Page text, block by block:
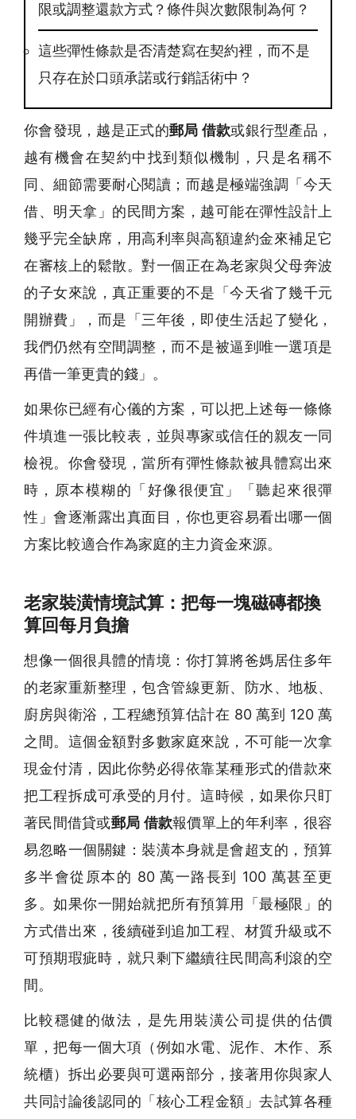
限或調整還款方式？條件與次數限制為何？
這些彈性條款是否清楚寫在契約裡，而不是
只存在於口頭承諾或行銷話術中？
你會發現，越是正式的郵局 借款或銀行型產品，
越有機會在契約中找到類似機制，只是名稱不
同、細節需要耐心閱讀；而越是極端強調「今天
借、明天拿」的民間方案，越可能在彈性設計上
幾乎完全缺席，用高利率與高額違約金來補足它
在審核上的鬆散。對一個正在為老家與父母奔波
的子女來說，真正重要的不是「今天省了幾千元
開辦費」，而是「三年後，即使生活起了變化，
我們仍然有空間調整，而不是被逼到唯一選項是
再借一筆更貴的錢」。
如果你已經有心儀的方案，可以把上述每一條條
件填進一張比較表，並與專家或信任的親友一同
檢視。你會發現，當所有彈性條款被具體寫出來
時，原本模糊的「好像很便宜」「聽起來很彈
性」會逐漸露出真面目，你也更容易看出哪一個
方案比較適合作為家庭的主力資金來源。
老家裝潢情境試算：把每一塊磁磚都換
算回每月負擔
想像一個很具體的情境：你打算將爸媽居住多年
的老家重新整理，包含管線更新、防水、地板、
廚房與衛浴，工程總預算估計在 80 萬到 120 萬
之間。這個金額對多數家庭來說，不可能一次拿
現金付清，因此你勢必得依靠某種形式的借款來
把工程拆成可承受的月付。這時候，如果你只盯
著民間借貸或郵局 借款報價單上的年利率，很容
易忽略一個關鍵：裝潢本身就是會超支的，預算
多半會從原本的 80 萬一路長到 100 萬甚至更
多。如果你一開始就把所有預算用「最極限」的
方式借出來，後續碰到追加工程、材質升級或不
可預期瑕疵時，就只剩下繼續往民間高利滾的空
間。
比較穩健的做法，是先用裝潢公司提供的估價
單，把每一個大項（例如水電、泥作、木作、系
統櫃）拆出必要與可選兩部分，接著用你與家人
共同討論後認同的「核心工程金額」去試算各種